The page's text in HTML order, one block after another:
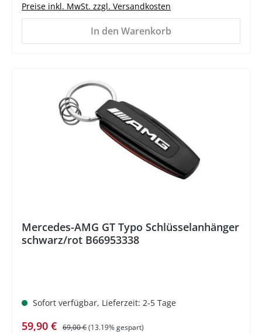
Preise inkl. MwSt. zzgl. Versandkosten
In den Warenkorb
Mercedes-AMG GT Typo Schlüsselanhänger
schwarz/rot B66953338
Sofort verfügbar, Lieferzeit: 2-5 Tage
Verkaufspreis:
59,90 € Regulärer Preis:
69,00 €(13.19% gespart)